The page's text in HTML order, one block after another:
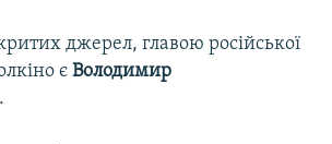
джерел, главою російської
є Володимир
.